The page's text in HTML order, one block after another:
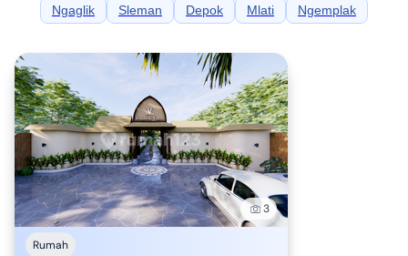
Ngaglik Sleman Depok Mlati Ngemplak
3
Rumah